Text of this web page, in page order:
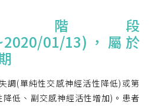
階段
01/13)，屬於
調(單純性交感神經活性降低)或第
低、副交感神經活性增加)。患者